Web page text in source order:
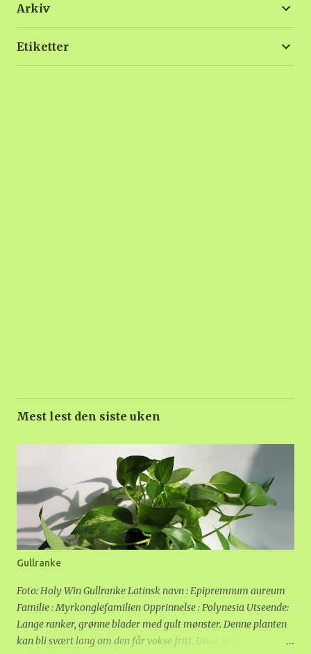
Arkiv
Etiketter
Mest lest den siste uken
Gullranke
Foto: Holy Win Gullranke Latinsk navn : Epipremnum aureum
Familie : Myrkonglefamilien Opprinnelse : Polynesia Utseende:
Lange ranker, grønne blader med gult mønster. Denne planten
kan bli svært lang om den får vokse fritt. Disse stelletipsene